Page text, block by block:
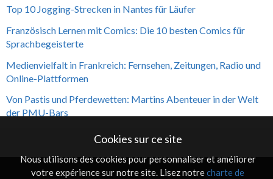
Top 10 Jogging-Strecken in Nantes für Läufer
Französisch Lernen mit Comics: Die 10 besten Comics für
Sprachbegeisterte
Medienvielfalt in Frankreich: Fernsehen, Zeitungen, Radio und
Online-Plattformen
Von Pastis und Pferdewetten: Martins Abenteuer in der Welt
der PMU-Bars
Cookies sur ce site
Nous utilisons des cookies pour personnaliser et améliorer
votre expérience sur notre site. Lisez notrecharte de